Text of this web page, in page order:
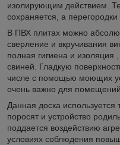
изолирующим действием.
сохраняется, а
В ПВХ плитах можно
сверление и вкручивания
полная гигиена и
свиней. Гладкую
числе с помощью моющих
очень важно для
Данная доска
поросят и устройство
поддается воздействию
условиях соблюдения